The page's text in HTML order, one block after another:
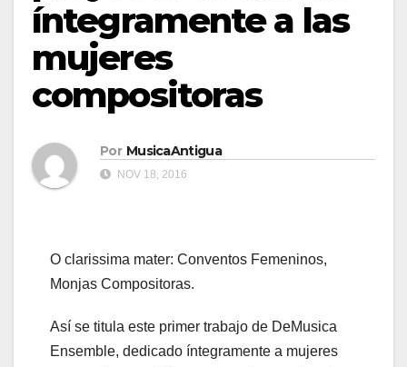
íntegramente a las
mujeres
compositoras
Por MusicaAntigua
NOV 18, 2016
O clarissima mater: Conventos Femeninos,
Monjas Compositoras.
Así se titula este primer trabajo de DeMusica
Ensemble, dedicado íntegramente a mujeres